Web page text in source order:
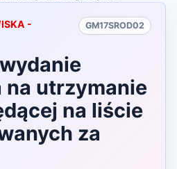
-
GM17SROD02
na utrzymanie
na liście
za